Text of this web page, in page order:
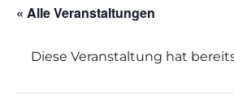
« Alle Veranstaltungen
Diese Veranstaltung hat